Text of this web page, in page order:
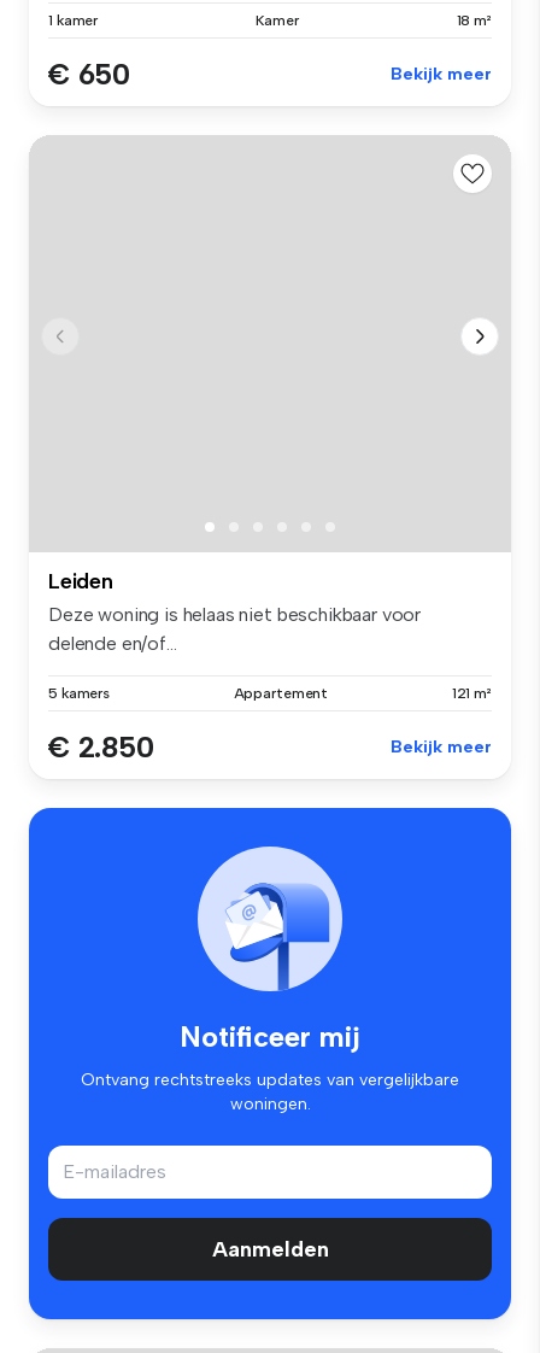
1 kamer Kamer 18 m²
€ 650 Bekijk meer
Leiden
Deze woning is helaas niet beschikbaar voor
delende en/of...
5 kamers Appartement 121 m²
€ 2.850 Bekijk meer
Notificeer mij
Ontvang rechtstreeks updates van vergelijkbare
woningen.
Aanmelden